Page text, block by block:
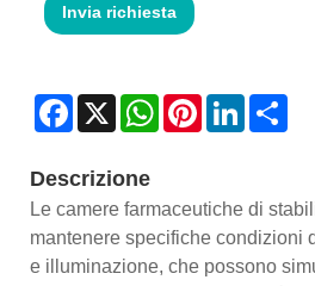
Invia richiesta
Facebook
X WhatsAppPinterestLinkedIn
Descrizione
Le camere farmaceutiche di
mantenere specifiche condizioni
e illuminazione, che possono